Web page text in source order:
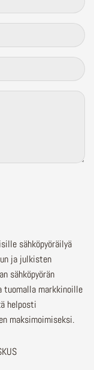
sähköpyöräilyä
ja julkisten
sähköpyörän
tuomalla markkinoille
helposti
maksimoimiseksi.